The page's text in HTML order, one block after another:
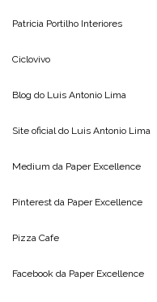
Patricia Portilho Interiores
Ciclovivo
Blog do Luis Antonio Lima
Site oficial do Luis Antonio Lima
Medium da Paper Excellence
Pinterest da Paper Excellence
Pizza Cafe
Facebook da Paper Excellence